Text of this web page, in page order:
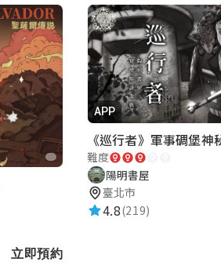
立即預約
APP
難度
陽明書屋
臺北市
4.8(219)